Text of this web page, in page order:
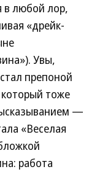
в любой лор,
«дрейк-
Увы,
препоной
тоже
—
«Веселая
работа